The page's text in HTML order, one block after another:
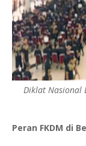
Diklat Nasional
Peran FKDM di